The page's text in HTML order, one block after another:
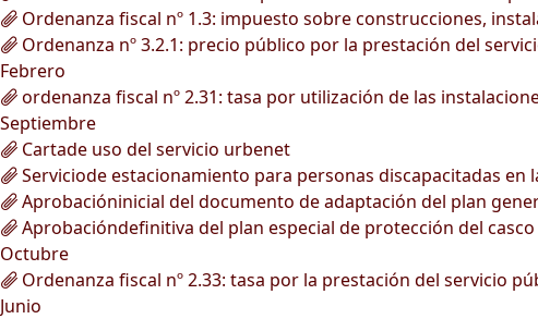
Ordenanza fiscal nº 1.3: impuesto sobre construcciones,
Ordenanza nº 3.2.1: precio público por la prestación del
Febrero
ordenanza fiscal nº 2.31: tasa por utilización de las
Septiembre
Cartade uso del servicio urbenet
Serviciode estacionamiento para personas discapacitadas en
Aprobacióninicial del documento de adaptación del plan
Aprobacióndefinitiva del plan especial de protección del
Octubre
Ordenanza fiscal nº 2.33: tasa por la prestación del servicio
Junio